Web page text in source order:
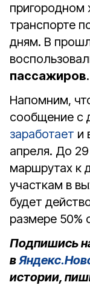
транспорте
дням. В
пассажиров.
Напомним,
сообщение с
заработает и
апреля. До
маршрутах к
участкам в
будет
размере 50%
Подпишись
в
истории,